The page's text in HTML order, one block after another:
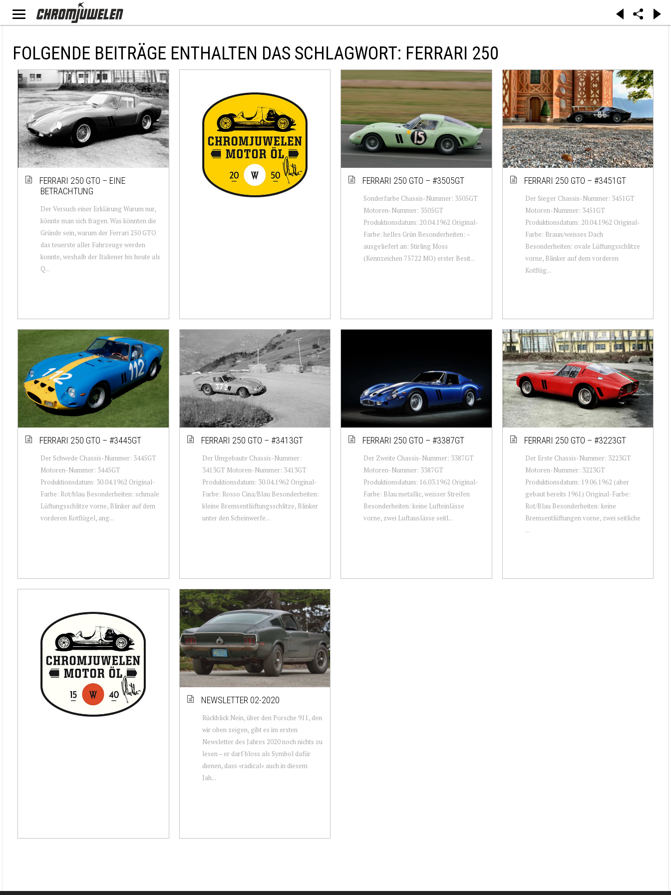
FOLGENDE BEITRÄGE ENTHALTEN DAS SCHLAGWORT: FERRARI 250
FERRARI 250 GTO – EINE
BETRACHTUNG
Der Versuch einer Erklärung Warum nur,
könnte man sich fragen. Was könnten die
Gründe sein, warum der Ferrari 250 GTO
das teuerste aller Fahrzeuge werden
konnte, weshalb der Italiener bis heute als
Q...
FERRARI 250 GTO – #3505GT
Sonderfarbe Chassis-Nummer: 3505GT
Motoren-Nummer: 3505GT
Produktionsdatum: 20.04.1962 Original-
Farbe: helles Grün Besonderheiten: –
ausgeliefert an: Stirling Moss
(Kennzeichen 75722 MO) erster Besit...
FERRARI 250 GTO – #3451GT
Der Sieger Chassis-Nummer: 3451GT
Motoren-Nummer: 3451GT
Produktionsdatum: 20.04.1962 Original-
Farbe: Braun/weisses Dach
Besonderheiten: ovale Lüftungsschlitze
vorne, Blinker auf dem vorderen
Kotflüg...
FERRARI 250 GTO – #3445GT
Der Schwede Chassis-Nummer: 3445GT
Motoren-Nummer: 3445GT
Produktionsdatum: 30.04.1962 Original-
Farbe: Rot/blau Besonderheiten: schmale
Lüftungsschlitze vorne, Blinker auf dem
vorderen Kotflügel, ang...
FERRARI 250 GTO – #3413GT
Der Umgebaute Chassis-Nummer:
3413GT Motoren-Nummer: 3413GT
Produktionsdatum: 30.04.1962 Original-
Farbe: Rosso Cina/Blau Besonderheiten:
kleine Bremsentlüftungsschlitze, Blinker
unter den Scheinwerfe...
FERRARI 250 GTO – #3387GT
Der Zweite Chassis-Nummer: 3387GT
Motoren-Nummer: 3387GT
Produktionsdatum: 16.03.1962 Original-
Farbe: Blau metallic, weisser Streifen
Besonderheiten: keine Lufteinlässe
vorne, zwei Luftauslässe seitl...
FERRARI 250 GTO – #3223GT
Der Erste Chassis-Nummer: 3223GT
Motoren-Nummer: 3223GT
Produktionsdatum: 19.06.1962 (aber
gebaut bereits 1961) Original-Farbe:
Rot/Blau Besonderheiten: keine
Bremsentlüftungen vorne, zwei seitliche
...
NEWSLETTER 02-2020
Rückblick Nein, über den Porsche 911, den
wir oben zeigen, gibt es im ersten
Newsletter des Jahres 2020 noch nichts zu
lesen – er darf bloss als Symbol dafür
dienen, dass «radical» auch in diesem
Jah...